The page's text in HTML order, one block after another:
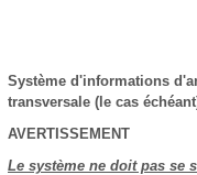
Système d'informations
transversale (le cas
AVERTISSEMENT
Le système ne doit pas se